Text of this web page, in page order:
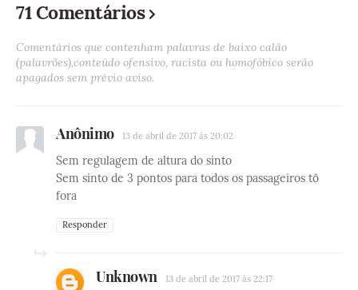
71 Comentários
Comentários que contenham palavras de baixo calão
(palavrões),conteúdo ofensivo, racista ou homofóbico serão
apagados sem prévio aviso.
Anônimo 13 de abril de 2017 às 20:02
Sem regulagem de altura do sinto
Sem sinto de 3 pontos para todos os passageiros tô
fora
Responder
Unknown 13 de abril de 2017 às 22:17